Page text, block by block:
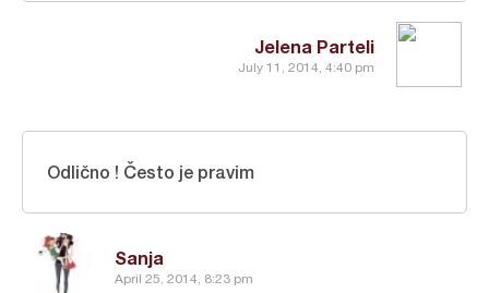
Jelena Parteli
July 11, 2014, 4:40 pm
Sanja
April 25, 2014, 8:23 pm
Odlično ! Često je pravim